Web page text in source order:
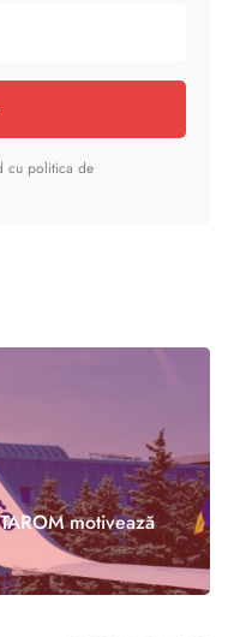
cu politica de
motivează